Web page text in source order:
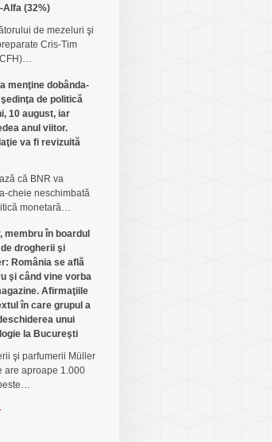
Alfa (32%)
de mezeluri şi
Cris-Tim
menţine dobânda-
de politică
10 august, iar
anul viitor.
va fi revizuită
că BNR va
cheie neschimbată
monetară…
membru în boardul
drogherii şi
România se află
şi când vine vorba
Afirmaţiile
în care grupul a
unui
la Bucureşti
şi parfumerii Müller
are aproape 1.000